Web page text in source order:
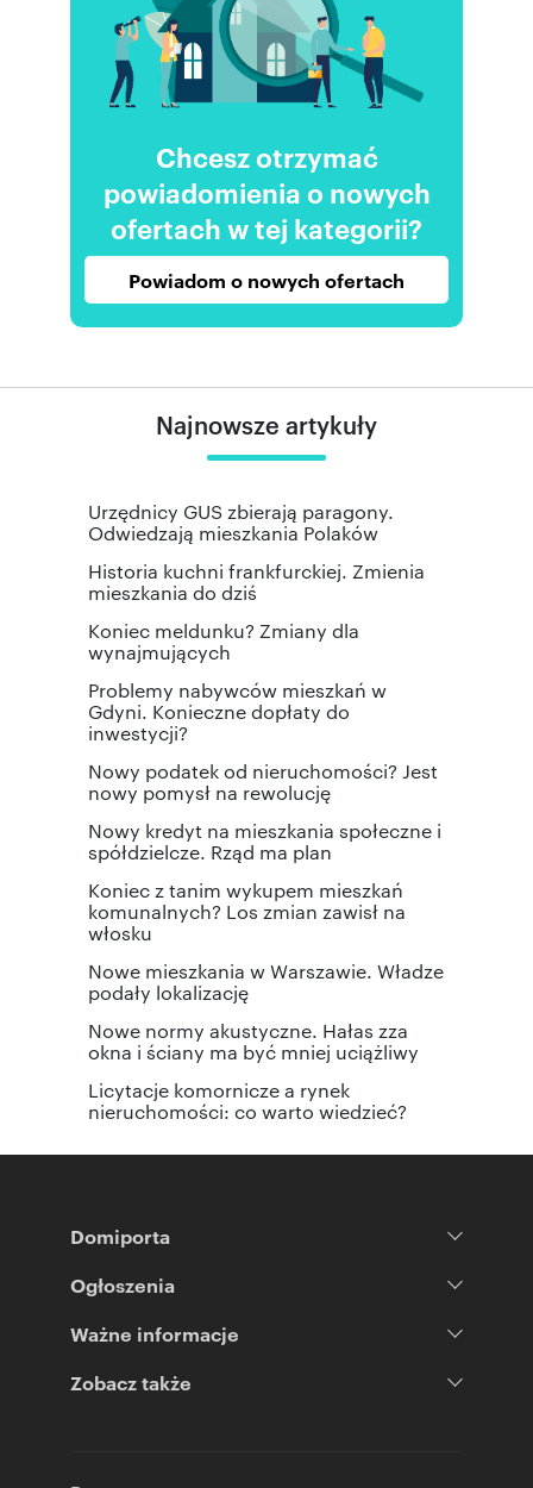
Chcesz otrzymać
powiadomienia o nowych
ofertach w tej kategorii?
Powiadom o nowych ofertach
Najnowsze artykuły
Urzędnicy GUS zbierają paragony.
Odwiedzają mieszkania Polaków
Historia kuchni frankfurckiej. Zmienia
mieszkania do dziś
Koniec meldunku? Zmiany dla
wynajmujących
Problemy nabywców mieszkań w
Gdyni. Konieczne dopłaty do
inwestycji?
Nowy podatek od nieruchomości? Jest
nowy pomysł na rewolucję
Nowy kredyt na mieszkania społeczne i
spółdzielcze. Rząd ma plan
Koniec z tanim wykupem mieszkań
komunalnych? Los zmian zawisł na
włosku
Nowe mieszkania w Warszawie. Władze
podały lokalizację
Nowe normy akustyczne. Hałas zza
okna i ściany ma być mniej uciążliwy
Licytacje komornicze a rynek
nieruchomości: co warto wiedzieć?
Domiporta
Ogłoszenia
Ważne informacje
Zobacz także